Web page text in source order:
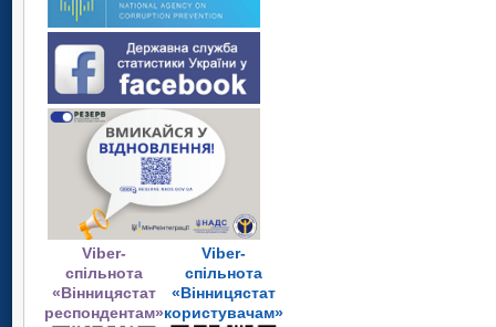
Viber-
спільнота
«Вінницястат
респондентам»
Viber-
спільнота
«Вінницястат
користувачам»